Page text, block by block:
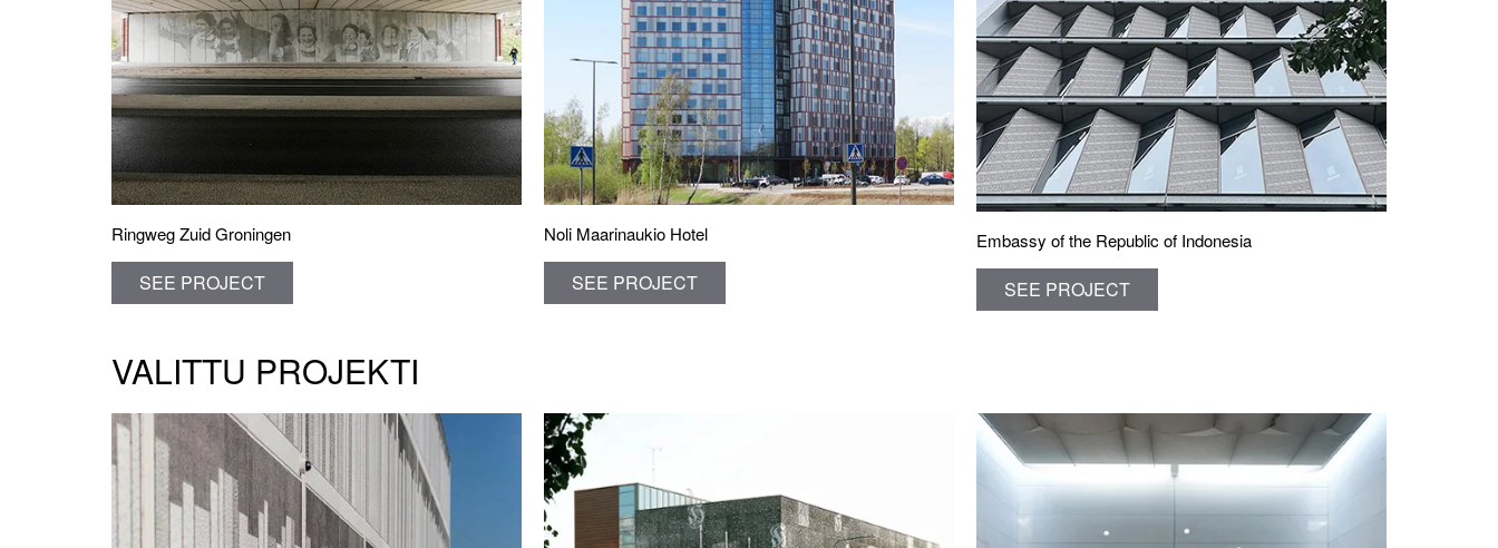
Ringweg Zuid Groningen
SEE PROJECT
Noli Maarinaukio Hotel
SEE PROJECT
Embassy of the Republic of Indonesia
SEE PROJECT
VALITTU PROJEKTI